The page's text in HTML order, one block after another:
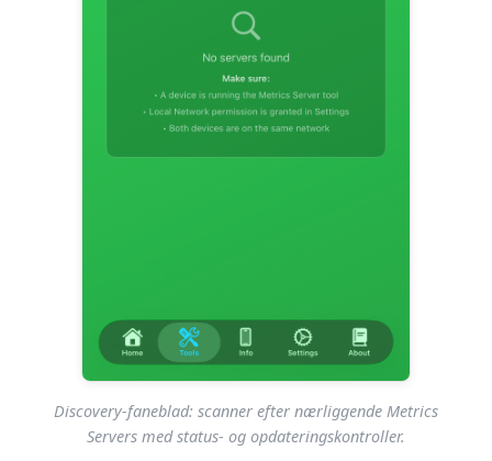
Discovery-faneblad: scanner efter nærliggende Metrics
Servers med status- og opdateringskontroller.